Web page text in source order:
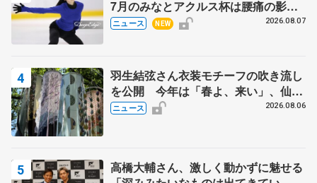
7月のみなとアクルス杯は腰痛の影響
で
ニュース NEW 2026.08.07
羽生結弦さん衣装モチーフの吹き流し
を公開 今年は「春よ、来い」、仙台
の瑞鳳殿
ニュース 2026.08.06
高橋大輔さん、激しく動かずに魅せる